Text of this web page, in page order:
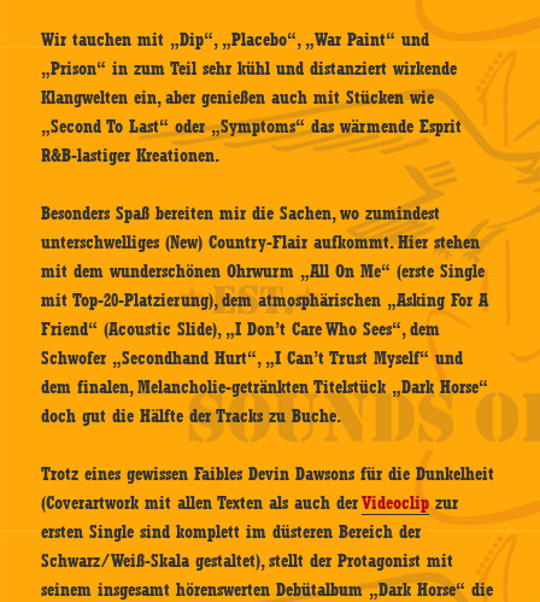
Wir tauchen mit „Dip“, „Placebo“, „War Paint“ und
„Prison“ in zum Teil sehr kühl und distanziert wirkende
Klangwelten ein, aber genießen auch mit Stücken wie
„Second To Last“ oder „Symptoms“ das wärmende Esprit
R&B-lastiger Kreationen.
Besonders Spaß bereiten mir die Sachen, wo zumindest
unterschwelliges (New) Country-Flair aufkommt. Hier stehen
mit dem wunderschönen Ohrwurm „All On Me“ (erste Single
mit Top-20-Platzierung), dem atmosphärischen „Asking For A
Friend“ (Acoustic Slide), „I Don’t Care Who Sees“, dem
Schwofer „Secondhand Hurt“, „I Can’t Trust Myself“ und
dem finalen, Melancholie-getränkten Titelstück „Dark Horse“
doch gut die Hälfte der Tracks zu Buche.
Trotz eines gewissen Faibles Devin Dawsons für die Dunkelheit
(Coverartwork mit allen Texten als auch derVideoclip zur
ersten Single sind komplett im düsteren Bereich der
Schwarz/Weiß-Skala gestaltet), stellt der Protagonist mit
seinem insgesamt hörenswerten Debütalbum „Dark Horse“ die